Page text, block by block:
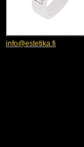
info@estetika.fi